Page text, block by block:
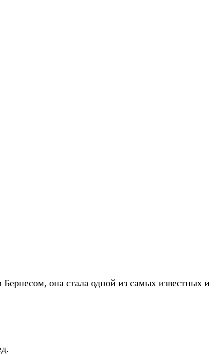
она стала одной из самых известных и